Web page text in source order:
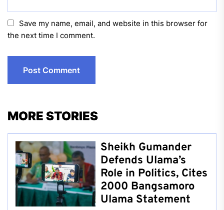
Save my name, email, and website in this browser for
the next time I comment.
MORE STORIES
Sheikh Gumander
Defends Ulama’s
Role in Politics, Cites
2000 Bangsamoro
Ulama Statement